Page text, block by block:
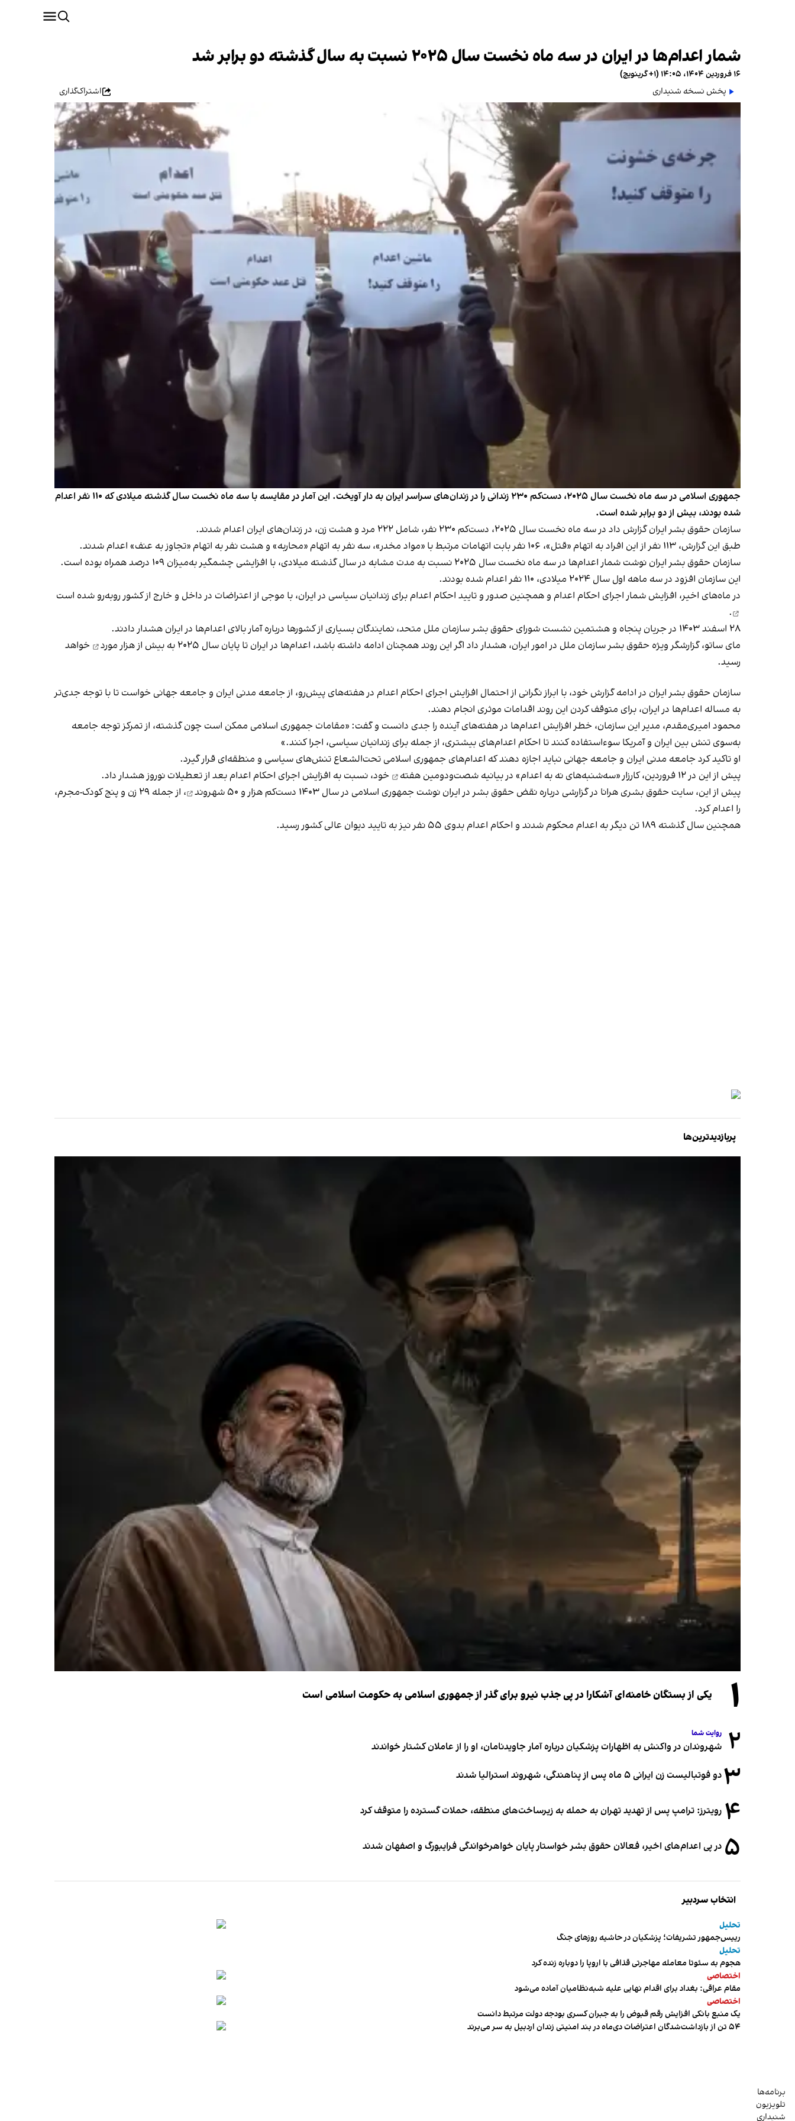
شمار اعدام‌ها در ایران در سه ماه نخست سال ۲۰۲۵ نسبت به سال گذشته دو برابر شد
۱۶ فروردین ۱۴۰۴، ۱۴:۰۵ (‎+۱ گرینویچ)
پخش نسخه شنیداری
اشتراک‌گذاری
جمهوری اسلامی در سه ماه نخست سال ۲۰۲۵، دست‌کم ۲۳۰ زندانی را در زندان‌های سراسر ایران به دار آویخت. این آمار در مقایسه با سه ماه نخست سال گذشته میلادی که ۱۱۰ نفر اعدام
شده بودند، بیش از دو برابر شده است.
سازمان حقوق بشر ایران گزارش داد در سه ماه نخست سال ۲۰۲۵، دست‌کم ۲۳۰ نفر، شامل ۲۲۲ مرد و هشت زن، در زندان‌های ایران اعدام شدند.
طبق این گزارش، ۱۱۳ نفر از این افراد به اتهام «قتل»، ۱۰۶ نفر بابت اتهامات مرتبط با «مواد مخدر»، سه نفر به اتهام «محاربه» و هشت نفر به اتهام «تجاوز به عنف» اعدام شدند.
سازمان حقوق بشر ایران نوشت شمار اعدام‌ها در سه‌ ماه نخست سال ۲۰۲۵ نسبت به مدت مشابه در سال گذشته میلادی، با افزایشی چشمگیر به‌میزان ۱۰۹ درصد همراه بوده است.
این سازمان افزود در سه‌ ماهه اول سال ۲۰۲۴ میلادی، ۱۱۰ نفر اعدام شده بودند.
در ماه‌های اخیر، افزایش شمار اجرای احکام اعدام و همچنین صدور و تایید احکام اعدام برای زندانیان سیاسی در ایران، با موجی از اعتراضات در داخل و خارج از کشورروبه‌رو شده است
.
۲۸ اسفند ۱۴۰۳ در جریان پنجاه‌ و هشتمین نشست شورای حقوق بشر سازمان ملل متحد، نمایندگان بسیاری از کشورها درباره آمار بالای اعدام‌ها در ایران هشدار دادند.
مای ساتو، گزارشگر ویژه حقوق بشر سازمان ملل در امور ایران، هشدار داد اگر این روند همچنان ادامه داشته باشد، اعدام‌ها در ایران تا پایان سال ۲۰۲۵ به
بیش از هزار مورد
خواهد
رسید.
سازمان حقوق بشر ایران در ادامه گزارش خود، با ابراز نگرانی از احتمال افزایش اجرای احکام اعدام در هفته‌های پیش‌رو، از جامعه مدنی ایران و جامعه جهانی خواست تا با توجه جدی‌تر
به مساله اعدام‌ها در ایران، برای متوقف‌ کردن این روند اقدامات موثری انجام دهند.
محمود امیری‌مقدم، مدیر این سازمان، خطر افزایش اعدام‌ها در هفته‌های آینده را جدی‌ دانست و گفت: «مقامات جمهوری اسلامی ممکن است چون گذشته، از تمرکز توجه جامعه
به‌سوی تنش بین ایران و آمریکا سوءاستفاده کنند تا احکام اعدام‌های بیشتری، از جمله برای زندانیان سیاسی، اجرا کنند.»
او تاکید کرد جامعه مدنی ایران و جامعه جهانی نباید اجازه دهند که اعدام‌های جمهوری اسلامی تحت‌الشعاع تنش‌های سیاسی و منطقه‌ای قرار گیرد.
پیش از این در ۱۲ فروردین، کارزار «سه‌شنبه‌های نه به اعدام» در
بیانیه شصت‌ودومین هفته
خود، نسبت به افزایش اجرای احکام اعدام بعد از تعطیلات نوروز هشدار داد.
پیش از این، سایت حقوق بشری هرانا در گزارشی درباره نقض حقوق بشر در ایران نوشت جمهوری اسلامی در سال ۱۴۰۳ دست‌کم
هزار و ۵۰ شهروند
، از جمله ۲۹ زن و پنج کودک-مجرم،
را اعدام کرد.
همچنین سال گذشته ۱۸۹ تن دیگر به اعدام محکوم شدند و احکام اعدام بدوی ۵۵ نفر نیز به تایید دیوان عالی کشور رسید.
پربازدیدترین‌ها
۱ یکی از بستگان خامنه‌ای آشکارا در پی جذب نیرو برای گذر از جمهوری اسلامی به حکومت اسلامی است
۲ روایت شما
شهروندان در واکنش به اظهارات پزشکیان درباره آمار جاویدنامان، او را از عاملان کشتار خواندند
۳دو فوتبالیست زن ایرانی ۵ ماه پس از پناهندگی، شهروند استرالیا شدند
۴ رویترز: ترامپ پس از تهدید تهران به حمله به زیرساخت‌های منطقه، حملات گسترده را متوقف کرد
۵ در پی اعدام‌های اخیر، فعالان حقوق بشر خواستار پایان خواهرخواندگی فرایبورگ و اصفهان شدند
انتخاب سردبیر
تحلیل
رییس‌جمهور تشریفات؛ پزشکیان در حاشیه روزهای جنگ
تحلیل
هجوم به سئوتا معامله مهاجرتی قذافی با اروپا را دوباره زنده کرد
اختصاصی
مقام عراقی: بغداد برای اقدام نهایی علیه شبه‌نظامیان آماده می‌شود
اختصاصی
یک منبع بانکی افزایش رقم قبوض را به جبران کسری بودجه دولت مرتبط دانست
۵۴ تن از بازداشت‌شدگان اعتراضات دی‌ماه در بند امنیتی زندان اردبیل به سر می‌برند
برنامه‌ها
تلویزیون
شنیداری